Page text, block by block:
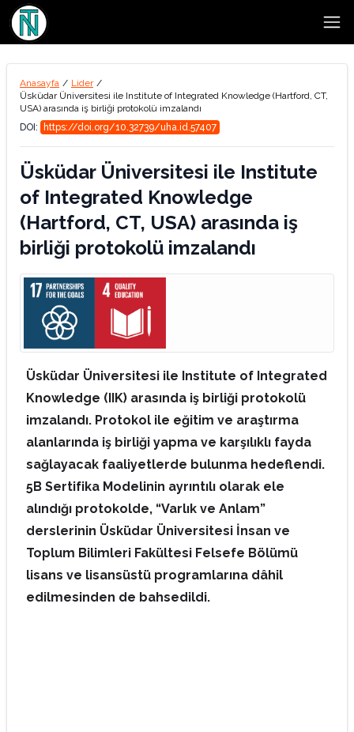
Anasayfa / Lider /
Üsküdar Üniversitesi ile Institute of Integrated Knowledge (Hartford, CT,
USA) arasında iş birliği protokolü imzalandı
DOI:
https://doi.org/10.32739/uha.id.57407
Üsküdar Üniversitesi ile Institute
of Integrated Knowledge
(Hartford, CT, USA) arasında iş
birliği protokolü imzalandı
Üsküdar Üniversitesi ile Institute of Integrated
Knowledge (IIK) arasında iş birliği protokolü
imzalandı. Protokol ile eğitim ve araştırma
alanlarında iş birliği yapma ve karşılıklı fayda
sağlayacak faaliyetlerde bulunma hedeflendi.
5B Sertifika Modelinin ayrıntılı olarak ele
alındığı protokolde, “Varlık ve Anlam”
derslerinin Üsküdar Üniversitesi İnsan ve
Toplum Bilimleri Fakültesi Felsefe Bölümü
lisans ve lisansüstü programlarına dâhil
edilmesinden de bahsedildi.